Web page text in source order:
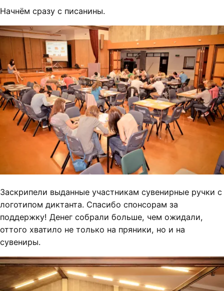
Начнём сразу с писанины.
Заскрипели выданные участникам сувенирные ручки с
логотипом диктанта. Спасибо спонсорам за
поддержку! Денег собрали больше, чем ожидали,
оттого хватило не только на пряники, но и на
сувениры.